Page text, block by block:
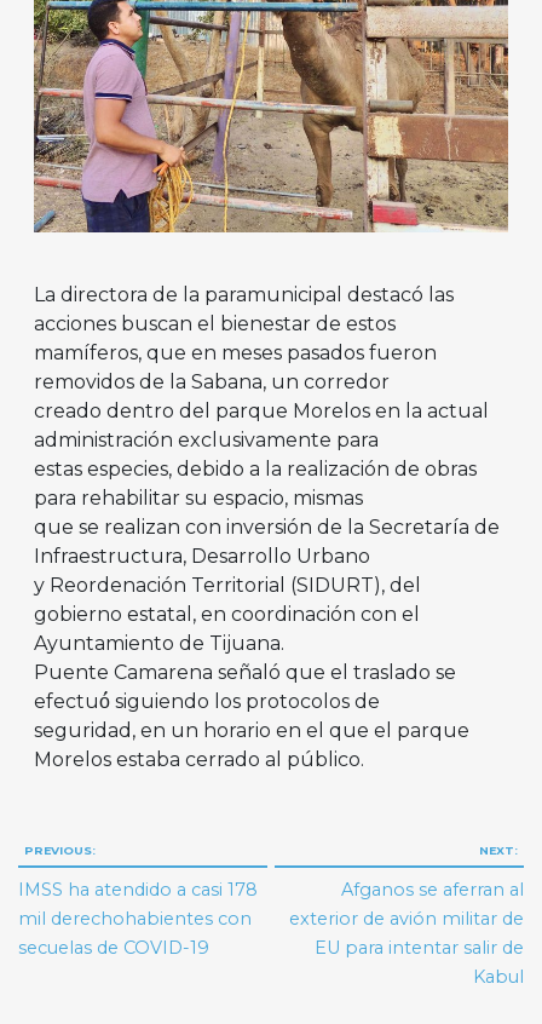
La directora de la paramunicipal destacó las
acciones buscan el bienestar de estos
mamíferos, que en meses pasados fueron
removidos de la Sabana, un corredor
creado dentro del parque Morelos en la actual
administración exclusivamente para
estas especies, debido a la realización de obras
para rehabilitar su espacio, mismas
que se realizan con inversión de la Secretaría de
Infraestructura, Desarrollo Urbano
y Reordenación Territorial (SIDURT), del
gobierno estatal, en coordinación con el
Ayuntamiento de Tijuana.
Puente Camarena señaló que el traslado se
efectuó́ siguiendo los protocolos de
seguridad, en un horario en el que el parque
Morelos estaba cerrado al público.
Navegación
de
entradas
PREVIOUS:
IMSS ha atendido a casi 178
mil derechohabientes con
secuelas de COVID-19
NEXT:
Afganos se aferran al
exterior de avión militar de
EU para intentar salir de
Kabul